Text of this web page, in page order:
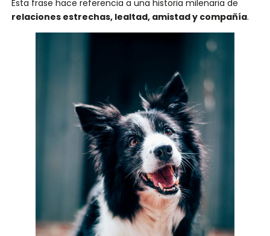
Esta frase hace referencia a una historia milenaria de
relaciones estrechas, lealtad, amistad y compañía.